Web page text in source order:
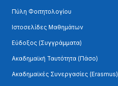
Πύλη Φοιτητολογίου
Ιστοσελίδες Μαθημάτων
Εύδοξος (Συγγράμματα)
Ακαδημαϊκή Ταυτότητα (Πάσο)
Ακαδημαϊκές Συνεργασίες (Erasmus)